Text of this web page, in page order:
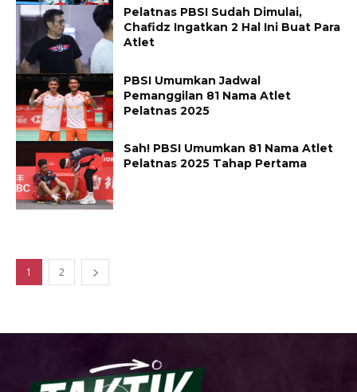
Pelatnas PBSI Sudah Dimulai,
Chafidz Ingatkan 2 Hal Ini Buat Para
Atlet
PBSI Umumkan Jadwal
Pemanggilan 81 Nama Atlet
Pelatnas 2025
Sah! PBSI Umumkan 81 Nama Atlet
Pelatnas 2025 Tahap Pertama
1 2